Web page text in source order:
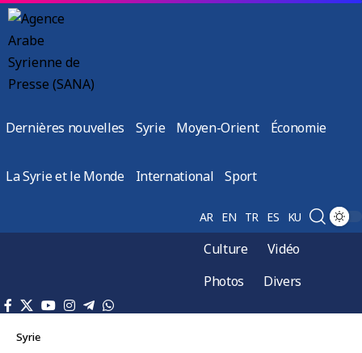
Dernières nouvelles Syrie Moyen-Orient Économie
La Syrie et le Monde International Sport
AR EN TR ES KU
Culture
Vidéo
Photos
Divers
Syrie